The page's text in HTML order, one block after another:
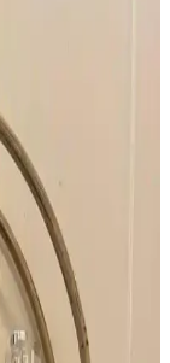
kullanıcı
inceleniyor.
ve
profilleriyle dikkat
farklılık
Koku